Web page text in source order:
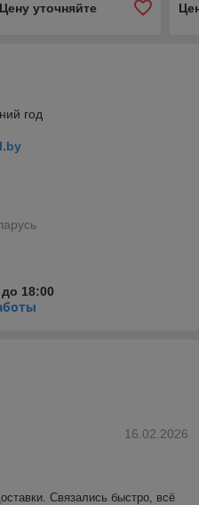
Цену уточняйте
год
18:00
16.02.2026
Связались быстро, всё